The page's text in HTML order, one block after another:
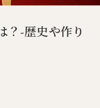
？-歴史や作り